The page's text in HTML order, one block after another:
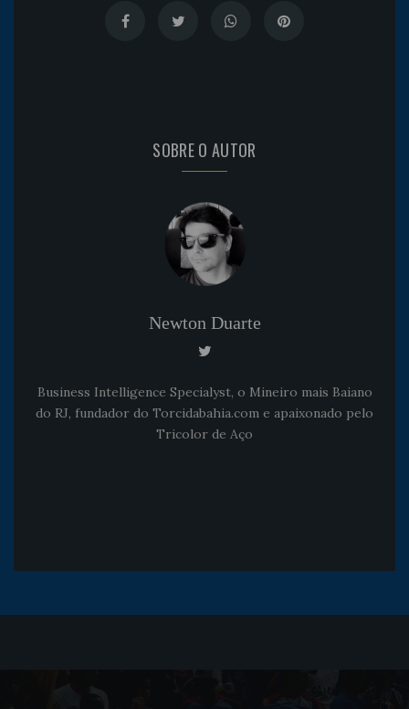
SOBRE O AUTOR
Newton Duarte
Business Intelligence Specialyst, o Mineiro mais Baiano
do RJ, fundador do Torcidabahia.com e apaixonado pelo
Tricolor de Aço